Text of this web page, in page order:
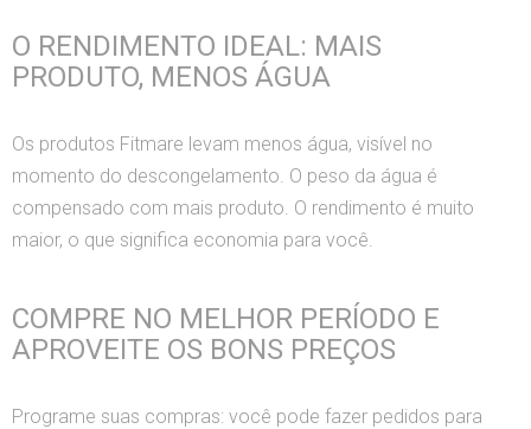
O RENDIMENTO IDEAL: MAIS
PRODUTO, MENOS ÁGUA
Os produtos Fitmare levam menos água, visível no
momento do descongelamento. O peso da água é
compensado com mais produto. O rendimento é muito
maior, o que significa economia para você.
COMPRE NO MELHOR PERÍODO E
APROVEITE OS BONS PREÇOS
Programe suas compras: você pode fazer pedidos para